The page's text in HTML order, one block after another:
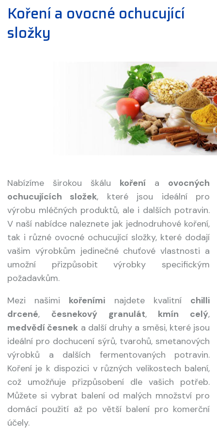
Koření a ovocné ochucující
složky
Nabízíme širokou škálu koření a ovocných
ochucujících složek, které jsou ideální pro
výrobu mléčných produktů, ale i dalších potravin.
V naší nabídce naleznete jak jednodruhové koření,
tak i různé ovocné ochucující složky, které dodají
vašim výrobkům jedinečné chuťové vlastnosti a
umožní přizpůsobit výrobky specifickým
požadavkům.
Mezi našimi kořeními najdete kvalitní chilli
drcené, česnekový granulát, kmín celý,
medvědí česnek a další druhy a směsi, které jsou
ideální pro dochucení sýrů, tvarohů, smetanových
výrobků a dalších fermentovaných potravin.
Koření je k dispozici v různých velikostech balení,
což umožňuje přizpůsobení dle vašich potřeb.
Můžete si vybrat balení od malých množství pro
domácí použití až po větší balení pro komerční
účely.